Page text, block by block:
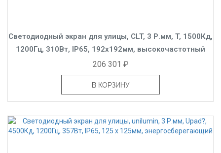
Светодиодный экран для улицы, CLT, 3 Р.мм, T, 1500Кд,
1200Гц, 310Вт, IP65, 192x192мм, высокочастотный
206 301 ₽
В КОРЗИНУ